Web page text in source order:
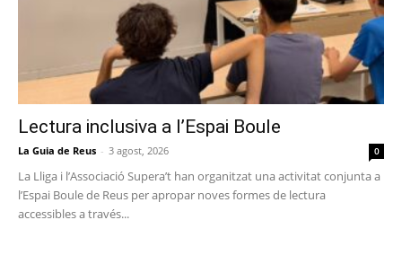
Lectura inclusiva a l’Espai Boule
La Guia de Reus - 3 agost, 2026 0
La Lliga i l’Associació Supera’t han organitzat una activitat conjunta a
l’Espai Boule de Reus per apropar noves formes de lectura
accessibles a través...